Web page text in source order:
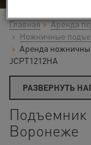
Главная Аренда
Ножничные
Аренда
JCPT1212HA
РАЗВЕРНУТЬ
Подъемник
Воронеже